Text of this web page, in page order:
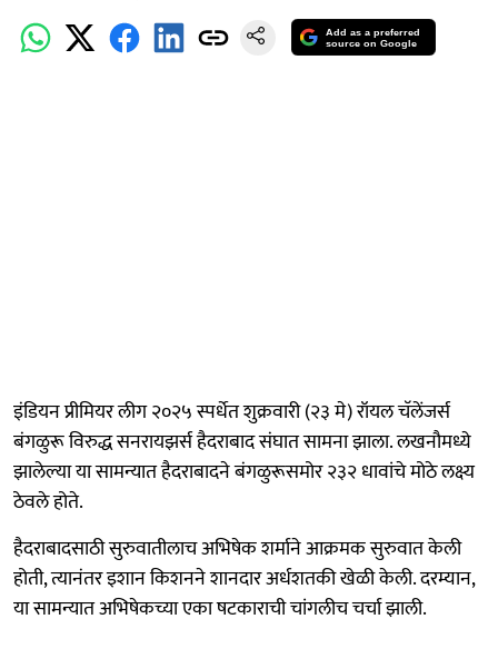
Add as a preferred
source on Google
इंडियन प्रीमियर लीग २०२५ स्पर्धेत शुक्रवारी (२३ मे) रॉयल चॅलेंजर्स
बंगळुरू विरुद्ध सनरायझर्स हैदराबाद संघात सामना झाला. लखनौमध्ये
झालेल्या या सामन्यात हैदराबादने बंगळुरूसमोर २३२ धावांचे मोठे लक्ष्य
ठेवले होते.
हैदराबादसाठी सुरुवातीलाच अभिषेक शर्माने आक्रमक सुरुवात केली
होती, त्यानंतर इशान किशनने शानदार अर्धशतकी खेळी केली. दरम्यान,
या सामन्यात अभिषेकच्या एका षटकाराची चांगलीच चर्चा झाली.